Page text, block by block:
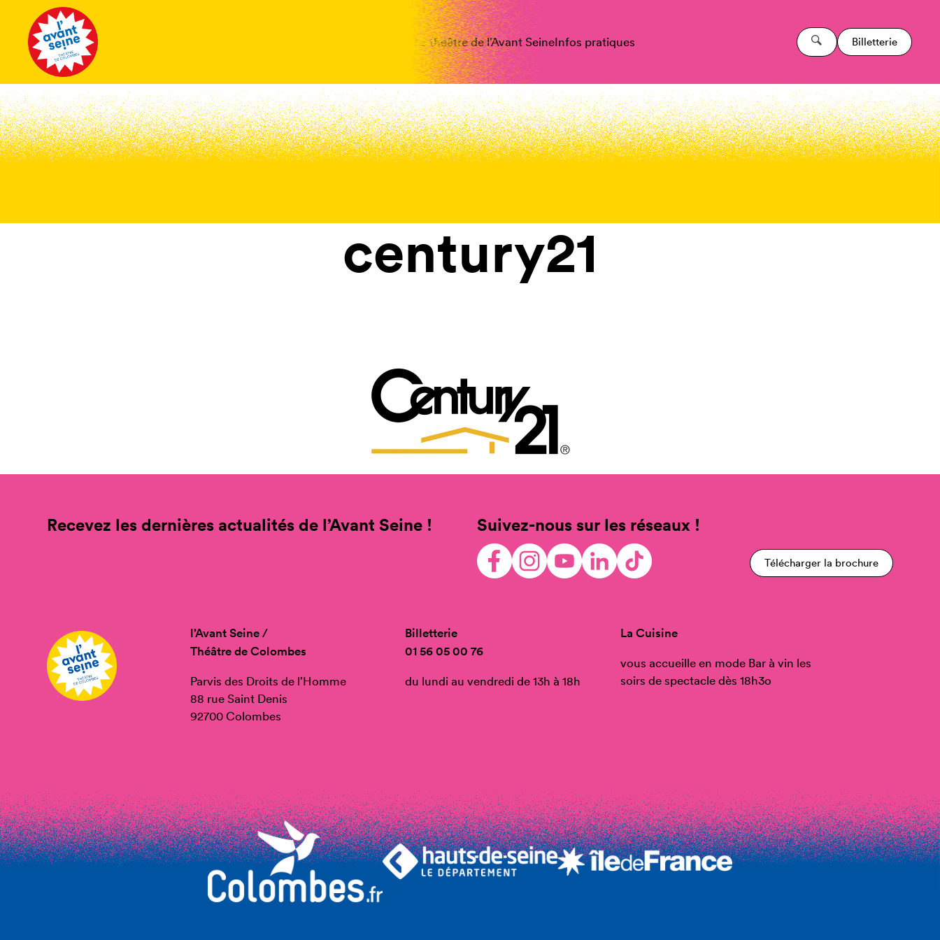
Le théâtre de l’Avant SeineInfos pratiques Billetterie
century21
Recevez les dernières actualités de l’Avant Seine ! Suivez-nous sur les réseaux !
Télécharger la brochure
l’Avant Seine /
Théâtre de Colombes
Parvis des Droits de l’Homme
88 rue Saint Denis
92700 Colombes
Billetterie
01 56 05 00 76
du lundi au vendredi de 13h à 18h
La Cuisine
vous accueille en mode Bar à vin les
soirs de spectacle dès 18h3o